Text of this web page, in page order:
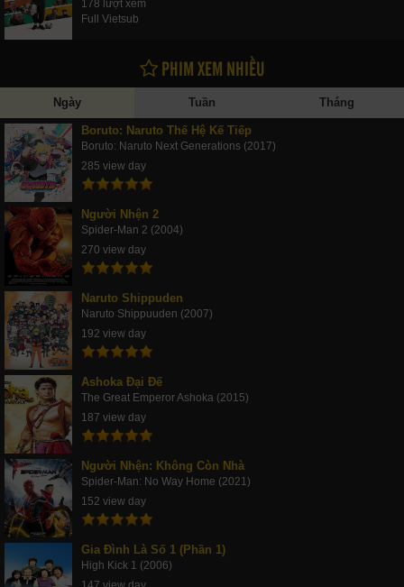
178 lượt xem
Full Vietsub
PHIM XEM NHIỀU
Ngày Tuần Tháng
Boruto: Naruto Thế Hệ Kế Tiếp
Boruto: Naruto Next Generations (2017)
285 view day
Người Nhện 2
Spider-Man 2 (2004)
270 view day
Naruto Shippuden
Naruto Shippuuden (2007)
192 view day
Ashoka Đại Đế
The Great Emperor Ashoka (2015)
187 view day
Người Nhện: Không Còn Nhà
Spider-Man: No Way Home (2021)
152 view day
Gia Đình Là Số 1 (Phần 1)
High Kick 1 (2006)